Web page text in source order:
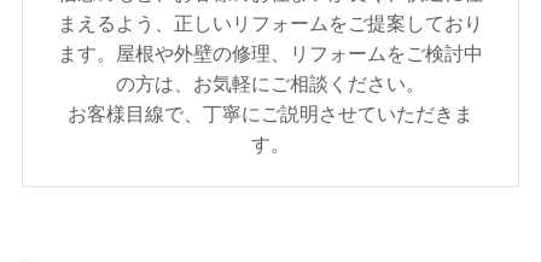
まえるよう、正しいリフォームをご提案しており
ます。屋根や外壁の修理、リフォームをご検討中
の方は、お気軽にご相談ください。
お客様目線で、丁寧にご説明させていただきま
す。